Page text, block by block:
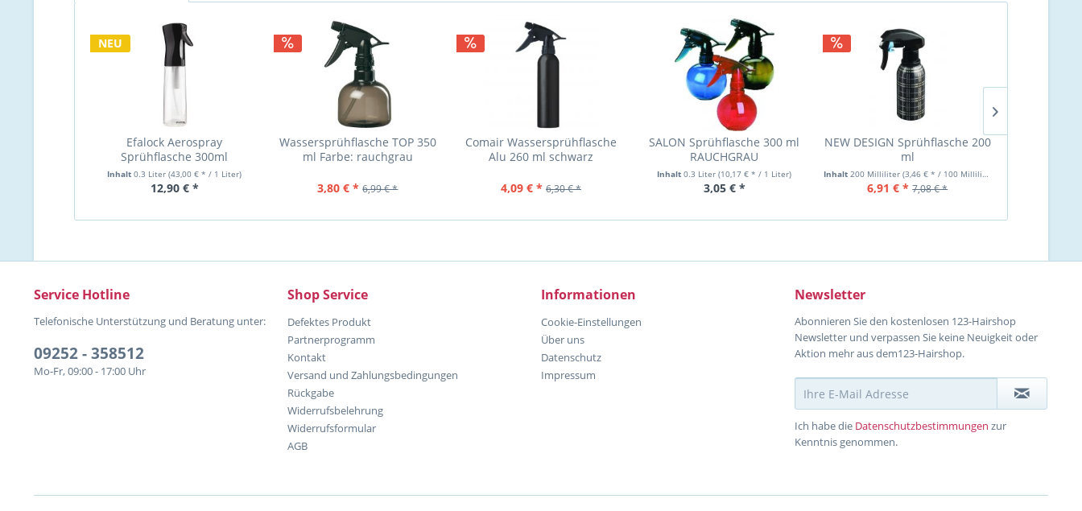
NEU
Efalock Aerospray
Sprühflasche 300ml
Inhalt0.3 Liter(43,00 € * / 1 Liter)
12,90 € *
Wassersprühflasche TOP 350
ml Farbe: rauchgrau
3,80 € * 6,99 € *
Comair Wassersprühflasche
Alu 260 ml schwarz
4,09 € * 6,30 € *
SALON Sprühflasche 300 ml
RAUCHGRAU
Inhalt0.3 Liter(10,17 € * / 1 Liter)
3,05 € *
NEW DESIGN Sprühflasche 200
ml
Inhalt200 Milliliter(3,46 € * / 100 Milliliter)
6,91 € * 7,08 € *
Service Hotline
Telefonische Unterstützung und Beratung unter:
09252 - 358512
Mo-Fr, 09:00 - 17:00 Uhr
Shop Service
Defektes Produkt
Partnerprogramm
Kontakt
Versand und Zahlungsbedingungen
Rückgabe
Widerrufsbelehrung
Widerrufsformular
AGB
Informationen
Cookie-Einstellungen
Über uns
Datenschutz
Impressum
Newsletter
Abonnieren Sie den kostenlosen 123-Hairshop
Newsletter und verpassen Sie keine Neuigkeit oder
Aktion mehr aus dem123-Hairshop.
Ich habe die Datenschutzbestimmungen zur
Kenntnis genommen.